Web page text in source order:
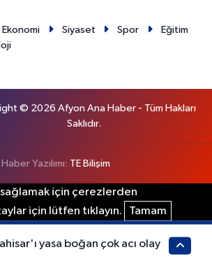
Ekonomi Siyaset Spor
Eğitim
© 2026 Afyon Ana Haber - Tüm Hakları
Saklıdır.
Haber Yazılımı: TE Bilişim
için çerezlerden
için lütfen tıklayın.
Tamam
yasa boğan çok acı olay